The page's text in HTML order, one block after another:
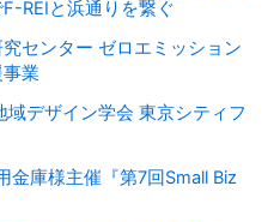
REIと浜通りを繋ぐ
センター ゼロエミッション
業
域デザイン学会 東京シティフ
金庫様主催『第7回Small Biz